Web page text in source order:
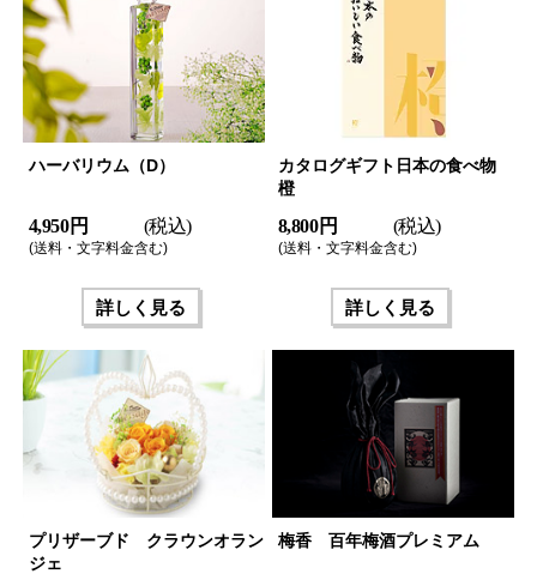
ハーバリウム（D）
4,950 円 (税込)
(送料・文字料金含む)
詳しく見る
カタログギフト日本の食べ物
橙
8,800 円 (税込)
(送料・文字料金含む)
詳しく見る
プリザーブド クラウンオラン
ジェ
梅香 百年梅酒プレミアム